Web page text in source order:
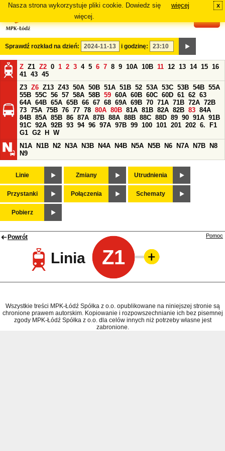
Nasza strona wykorzystuje pliki cookie. Dowiedz się
więcej.
więcej x
Sprawdź rozkład na dzień: i godzinę:
Z Z1 Z2 0 1 2 3 4 5 6 7 8 9 10A 10B 11 12 13 14 15 16
41 43 45
Z3 Z6 Z13 Z43 50A 50B 51A 51B 52 53A 53C 53B 54B 55A
55B 55C 56 57 58A 58B 59 60A 60B 60C 60D 61 62 63
64A 64B 65A 65B 66 67 68 69A 69B 70 71A 71B 72A 72B
73 75A 75B 76 77 78 80A 80B 81A 81B 82A 82B 83 84A
84B 85A 85B 86 87A 87B 88A 88B 88C 88D 89 90 91A 91B
91C 92A 92B 93 94 96 97A 97B 99 100 101 201 202 6.
F1
G1 G2 H
W
N1A
N1B N2 N3A N3B N4A N4B N5A N5B N6 N7A N7B
N8
N9
Linie Zmiany Utrudnienia
Przystanki Połączenia Schematy
Pobierz
Powrót
Linia Z1
Pomoc
Wszystkie treści MPK-Łódź Spółka z o.o. opublikowane na niniejszej stronie są
chronione prawem autorskim. Kopiowanie i rozpowszechnianie ich bez pisemnej
zgody MPK-Łódź Spółka z o.o. dla celów innych niż potrzeby własne jest
zabronione.